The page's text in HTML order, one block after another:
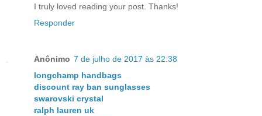
I truly loved reading your post. Thanks!
Responder
Anônimo 7 de julho de 2017 às 22:38
longchamp handbags
discount ray ban sunglasses
swarovski crystal
ralph lauren uk